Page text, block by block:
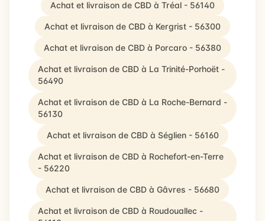
Achat et livraison de CBD à Tréal - 56140
Achat et livraison de CBD à Kergrist - 56300
Achat et livraison de CBD à Porcaro - 56380
Achat et livraison de CBD à La Trinité-Porhoët -
56490
Achat et livraison de CBD à La Roche-Bernard -
56130
Achat et livraison de CBD à Séglien - 56160
Achat et livraison de CBD à Rochefort-en-Terre
- 56220
Achat et livraison de CBD à Gâvres - 56680
Achat et livraison de CBD à Roudouallec -